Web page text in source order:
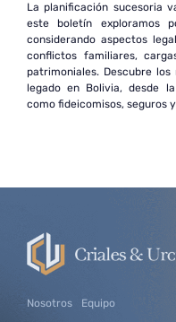
La planificación sucesoria
este boletín exploramos
considerando aspectos
conflictos familiares,
patrimoniales. Descubre
legado en Bolivia, desde
como fideicomisos, seguros
Nosotros Equipo